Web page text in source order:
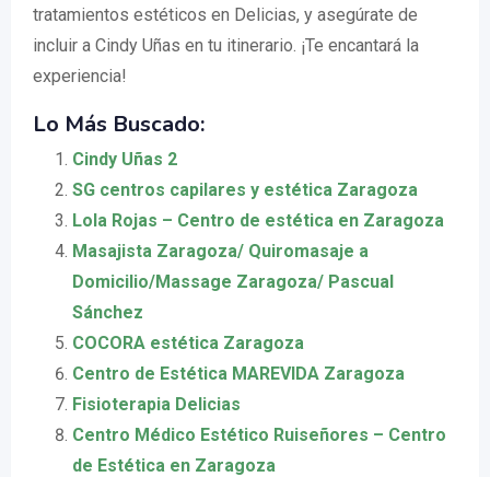
tratamientos estéticos en Delicias, y asegúrate de
incluir a Cindy Uñas en tu itinerario. ¡Te encantará la
experiencia!
Lo Más Buscado:
Cindy Uñas 2
SG centros capilares y estética Zaragoza
Lola Rojas – Centro de estética en Zaragoza
Masajista Zaragoza/ Quiromasaje a
Domicilio/Massage Zaragoza/ Pascual
Sánchez
COCORA estética Zaragoza
Centro de Estética MAREVIDA Zaragoza
Fisioterapia Delicias
Centro Médico Estético Ruiseñores – Centro
de Estética en Zaragoza